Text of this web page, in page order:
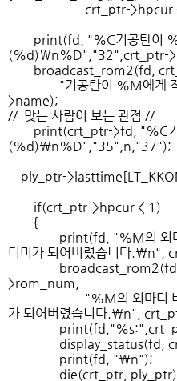
crt_ptr->hpcur -
print(fd, "%C기공탄이
(%d)\n%D","32",crt_ptr-
broadcast_rom2(fd,
"기공탄이 %M에게 작
>name);
// 맞는 사람이 보는 관점 //
print(crt_ptr->fd, "%C기
(%d)\n%D","35",n,"37");
ply_ptr-
if(crt_ptr->hpcur < 1)
{
print(fd, "%M의 외마디
더미가 되어버렸습니다.\n",
broadcast_rom2(fd,
>rom_num,
"%M의 외마디 비명과
가 되어버렸습니다.\n",
display_status(fd,
print(fd, "\n");
die(crt_ptr,